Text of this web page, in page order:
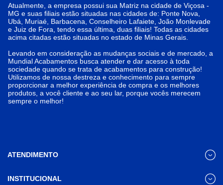
Atualmente, a empresa possui sua Matriz na cidade de Viçosa -
MG e suas filiais estão situadas nas cidades de: Ponte Nova,
Ubá, Muriaé, Barbacena, Conselheiro Lafaiete, João Monlevade
e Juiz de Fora, tendo essa última, duas filiais! Todas as cidades
acima citadas estão situadas no estado de Minas Gerais.
Levando em consideração as mudanças sociais e de mercado, a
Mundial Acabamentos busca atender e dar acesso à toda
sociedade quando se trata de acabamentos para construção!
Utilizamos de nossa destreza e conhecimento para sempre
proporcionar a melhor experiência de compra e os melhores
produtos, a você cliente e ao seu lar, porque vocês merecem
sempre o melhor!
ATENDIMENTO
INSTITUCIONAL